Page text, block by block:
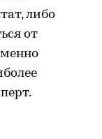
либо
от